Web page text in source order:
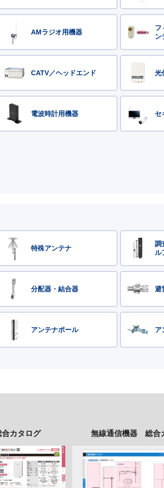
AMラジオ用機器
フ
ン
CATV／ヘッドエンド 光
電波時計用機器 セ
特殊アンテナ
調
ル
分配器・結合器 避
アンテナポール ア
カタログ 無線通信機器 総合